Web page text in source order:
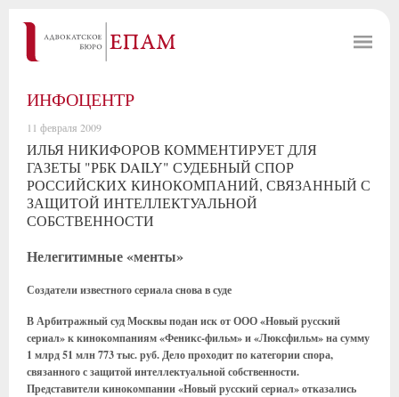
ИНФОЦЕНТР
11 февраля 2009
ИЛЬЯ НИКИФОРОВ КОММЕНТИРУЕТ ДЛЯ
ГАЗЕТЫ "РБК DAILY" СУДЕБНЫЙ СПОР
РОССИЙСКИХ КИНОКОМПАНИЙ, СВЯЗАННЫЙ С
ЗАЩИТОЙ ИНТЕЛЛЕКТУАЛЬНОЙ
СОБСТВЕННОСТИ
Нелегитимные «менты»
Создатели известного сериала снова в суде
В Арбитражный суд Москвы подан иск от ООО «Новый русский
сериал» к кинокомпаниям «Феникс-фильм» и «Люксфильм» на сумму
1 млрд 51 млн 773 тыс. руб. Дело проходит по категории спора,
связанного с защитой интеллектуальной собственности.
Представители кинокомпании «Новый русский сериал» отказались